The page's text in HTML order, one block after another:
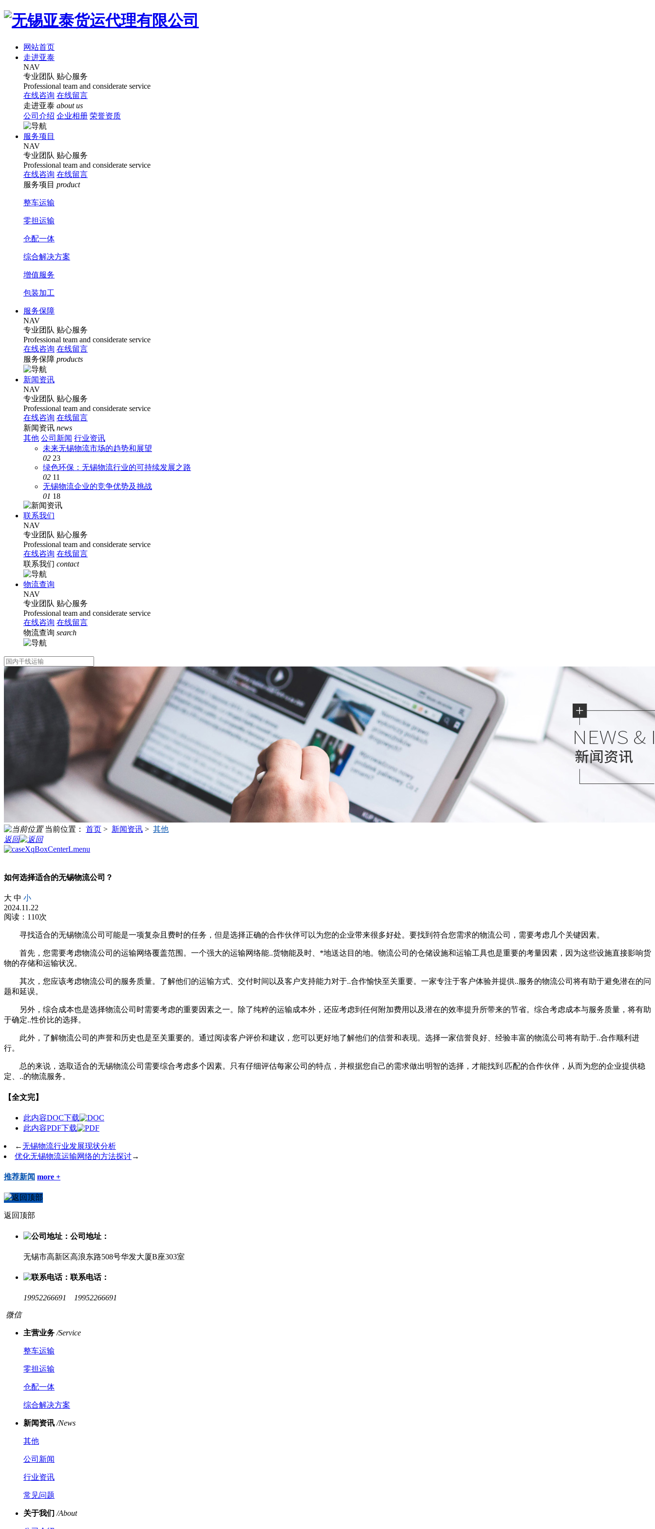
网站首页
走进亚泰
NAV
专业团队 贴心服务
Professional team and considerate service
在线咨询 在线留言
走进亚泰 about us
公司介绍 企业相册 荣誉资质
服务项目
NAV
专业团队 贴心服务
Professional team and considerate service
在线咨询 在线留言
服务项目 product
整车运输
零担运输
仓配一体
综合解决方案
增值服务
包装加工
服务保障
NAV
专业团队 贴心服务
Professional team and considerate service
在线咨询 在线留言
服务保障 products
新闻资讯
NAV
专业团队 贴心服务
Professional team and considerate service
在线咨询 在线留言
新闻资讯 news
其他 公司新闻 行业资讯
未来无锡物流市场的趋势和展望
02 23
绿色环保：无锡物流行业的可持续发展之路
02 11
无锡物流企业的竞争优势及挑战
01 18
联系我们
NAV
专业团队 贴心服务
Professional team and considerate service
在线咨询 在线留言
联系我们 contact
物流查询
NAV
专业团队 贴心服务
Professional team and considerate service
在线咨询 在线留言
物流查询 search
当前位置： 首页 > 新闻资讯 > 其他
返回
如何选择适合的无锡物流公司？
大 中 小
2024.11.22
阅读：110次
寻找适合的无锡物流公司可能是一项复杂且费时的任务，但是选择正确的合作伙伴可以为您的企业带来很多好处。要找到符合您需求的物流公司，需要考虑几个关键因素。
首先，您需要考虑物流公司的运输网络覆盖范围。一个强大的运输网络能..货物能及时、*地送达目的地。物流公司的仓储设施和运输工具也是重要的考量因素，因为这些设施直接影响货
物的存储和运输状况。
其次，您应该考虑物流公司的服务质量。了解他们的运输方式、交付时间以及客户支持能力对于..合作愉快至关重要。一家专注于客户体验并提供..服务的物流公司将有助于避免潜在的问
题和延误。
另外，综合成本也是选择物流公司时需要考虑的重要因素之一。除了纯粹的运输成本外，还应考虑到任何附加费用以及潜在的效率提升所带来的节省。综合考虑成本与服务质量，将有助
于确定..性价比的选择。
此外，了解物流公司的声誉和历史也是至关重要的。通过阅读客户评价和建议，您可以更好地了解他们的信誉和表现。选择一家信誉良好、经验丰富的物流公司将有助于..合作顺利进
行。
总的来说，选取适合的无锡物流公司需要综合考虑多个因素。只有仔细评估每家公司的特点，并根据您自己的需求做出明智的选择，才能找到.匹配的合作伙伴，从而为您的企业提供稳
定、..的物流服务。
【全文完】
此内容DOC下载
此内容PDF下载
←无锡物流行业发展现状分析
优化无锡物流运输网络的方法探讨→
推荐新闻 more +
返回顶部
公司地址：
无锡市高新区高浪东路508号华发大厦B座303室
联系电话：
19952266691 19952266691
微信
主营业务 /Service
整车运输
零担运输
仓配一体
综合解决方案
新闻资讯 /News
其他
公司新闻
行业资讯
常见问题
关于我们 /About